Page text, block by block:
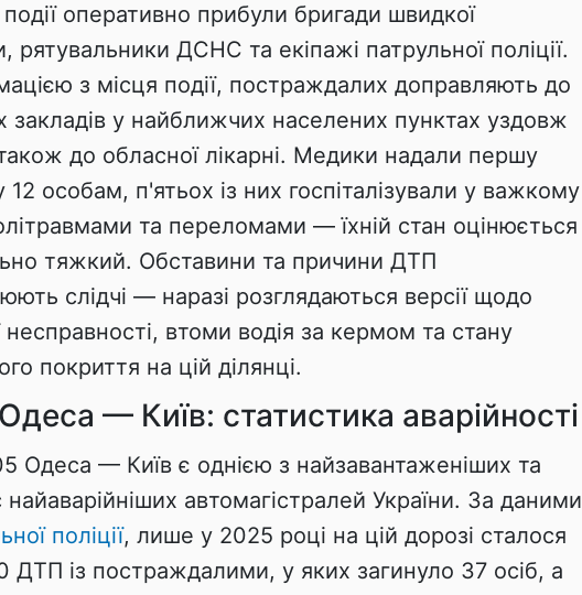
оперативно прибули бригади швидкої
рятувальники ДСНС та екіпажі патрульної поліції.
з місця події, постраждалих доправляють до
закладів у найближчих населених пунктах уздовж
до обласної лікарні. Медики надали першу
особам, п'ятьох із них госпіталізували у важкому
та переломами — їхній стан оцінюється
тяжкий. Обставини та причини ДТП
слідчі — наразі розглядаються версії щодо
несправності, втоми водія за кермом та стану
покриття на цій ділянці.
— Київ: статистика аварійності
Одеса — Київ є однією з найзавантаженіших та
найаварійніших автомагістралей України. За даними
поліції, лише у 2025 році на цій дорозі сталося
ДТП із постраждалими, у яких загинуло 37 осіб, а